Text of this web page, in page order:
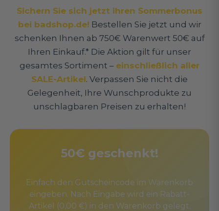
Sichern Sie sich jetzt ihren Sommerbonus
bei badshop.de! Bestellen Sie jetzt und wir
schenken Ihnen ab 750€ Warenwert 50€ auf
Ihren Einkauf.* Die Aktion gilt für unser
gesamtes Sortiment – einschließlich aller
SALE-Artikel. Verpassen Sie nicht die
Gelegenheit, Ihre Wunschprodukte zu
unschlagbaren Preisen zu erhalten!
50€ geschenkt!
Einfach den Gutscheincode im Warenkorb
eingeben. Nach Eingabe wird ein Rabatt-
Artikel (0,00 €) in den Warenkorb gelegt.